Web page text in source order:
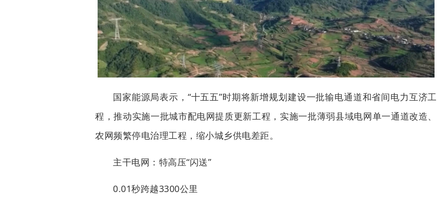
国家能源局表示，“十五五”时期将新增规划建设一批输电通道和省间电力互济工
程，推动实施一批城市配电网提质更新工程，实施一批薄弱县域电网单一通道改造、
农网频繁停电治理工程，缩小城乡供电差距。
主干电网：特高压“闪送”
0.01秒跨越3300公里